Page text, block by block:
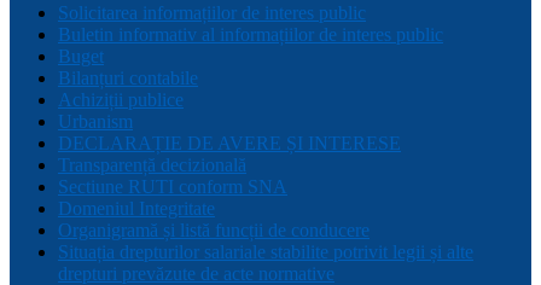
Solicitarea informațiilor de interes public
Buletin informativ al informațiilor de interes public
Buget
Bilanțuri contabile
Achiziții publice
Urbanism
DECLARAȚIE DE AVERE ȘI INTERESE
Transparență decizională
Sectiune RUTI conform SNA
Domeniul Integritate
Organigramă și listă funcții de conducere
Situația drepturilor salariale stabilite potrivit legii și alte
drepturi prevăzute de acte normative